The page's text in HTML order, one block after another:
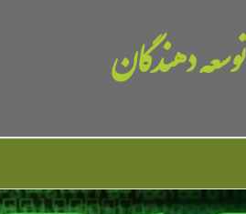
توسعه دهندگان